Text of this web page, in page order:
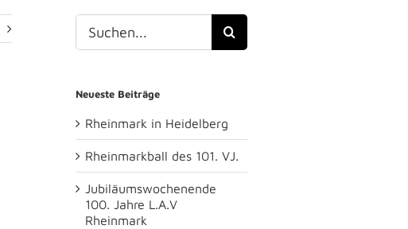
Suche
nach:
Neueste Beiträge
Rheinmark in Heidelberg
Rheinmarkball des 101. VJ.
Jubiläumswochenende
100. Jahre L.A.V
Rheinmark